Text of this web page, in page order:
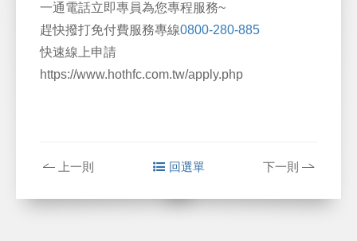
一通電話立即專員為您專程服務~
趕快撥打免付費服務專線0800-280-885
快速線上申請
https://www.hothfc.com.tw/apply.php
上一則 下一則
回選單